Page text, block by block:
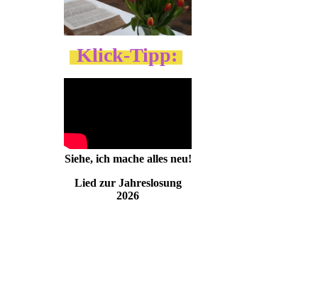
Klick-Tipp:
Siehe, ich mache alles neu!
Lied zur Jahreslosung
2026